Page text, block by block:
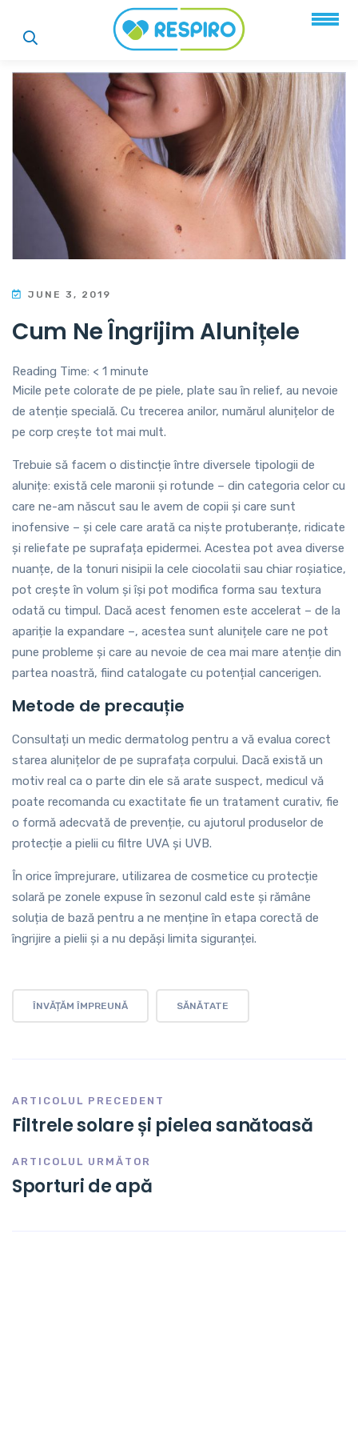
JUNE 3, 2019
Cum Ne Îngrijim Alunițele
Reading Time: < 1 minute
Micile pete colorate de pe piele, plate sau în relief, au nevoie
de atenție specială. Cu trecerea anilor, numărul alunițelor de
pe corp crește tot mai mult.
Trebuie să facem o distincție între diversele tipologii de
alunițe: există cele maronii și rotunde – din categoria celor cu
care ne-am născut sau le avem de copii și care sunt
inofensive – și cele care arată ca niște protuberanțe, ridicate
și reliefate pe suprafața epidermei. Acestea pot avea diverse
nuanțe, de la tonuri nisipii la cele ciocolatii sau chiar roșiatice,
pot crește în volum și își pot modifica forma sau textura
odată cu timpul. Dacă acest fenomen este accelerat – de la
apariție la expandare –, acestea sunt alunițele care ne pot
pune probleme și care au nevoie de cea mai mare atenție din
partea noastră, fiind catalogate cu potențial cancerigen.
Metode de precauție
Consultați un medic dermatolog pentru a vă evalua corect
starea alunițelor de pe suprafața corpului. Dacă există un
motiv real ca o parte din ele să arate suspect, medicul vă
poate recomanda cu exactitate fie un tratament curativ, fie
o formă adecvată de prevenție, cu ajutorul produselor de
protecție a pielii cu filtre UVA și UVB.
În orice împrejurare, utilizarea de cosmetice cu protecție
solară pe zonele expuse în sezonul cald este și rămâne
soluția de bază pentru a ne menține în etapa corectă de
îngrijire a pielii și a nu depăși limita siguranței.
ÎNVĂȚĂM ÎMPREUNĂ SĂNĂTATE
ARTICOLUL PRECEDENT
Filtrele solare și pielea sanătoasă
ARTICOLUL URMĂTOR
Sporturi de apă